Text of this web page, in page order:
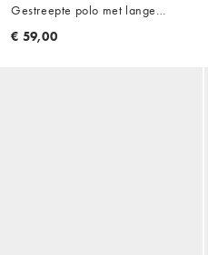
Gestreepte polo met lange
mouwen in roze
€ 59,00